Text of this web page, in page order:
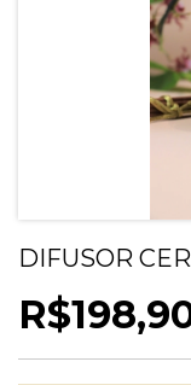
DIFUSOR